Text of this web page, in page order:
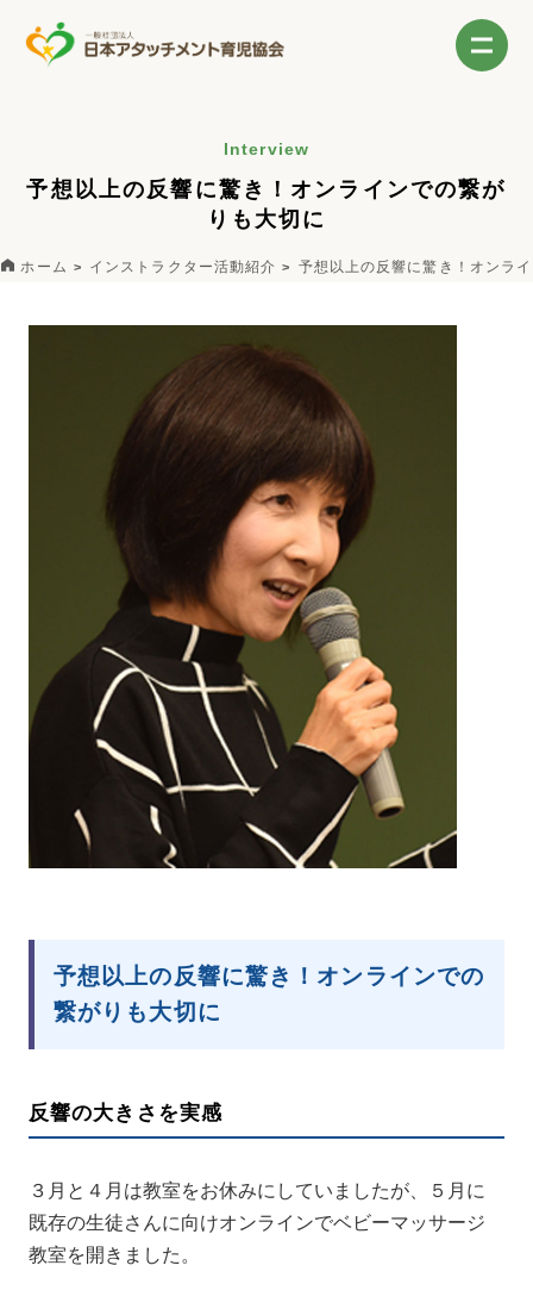
Interview
予想以上の反響に驚き！オンラインでの繋が
りも大切に
ホーム インストラクター活動紹介 予想以上の反響に驚き！オンラ
予想以上の反響に驚き！オンラインでの
繋がりも大切に
反響の大きさを実感
３月と４月は教室をお休みにしていましたが、５月に
既存の生徒さんに向けオンラインでベビーマッサージ
教室を開きました。